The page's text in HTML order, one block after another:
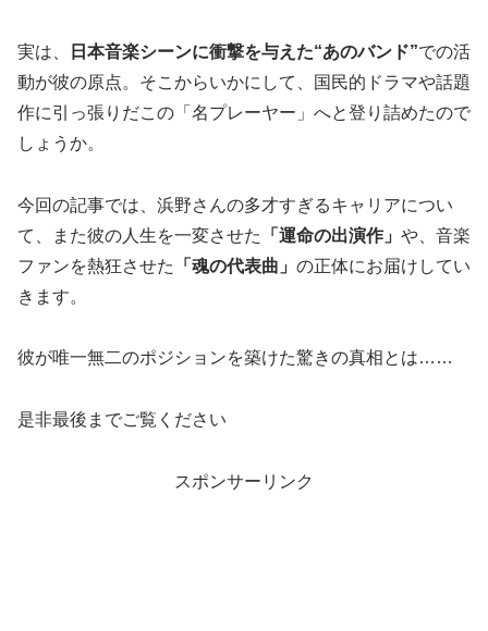
実は、 日本音楽シーンに衝撃を与えた“あのバンド”での活
動が彼の原点。そこからいかにして、国民的ドラマや話題
作に引っ張りだこの「名プレーヤー」へと登り詰めたので
しょうか。
今回の記事では、浜野さんの多才すぎるキャリアについ
て、また彼の人生を一変させた
「運命の出演作」 や、音楽
ファンを熱狂させた
「魂の代表曲」 の正体にお届けしてい
きます。
彼が唯一無二のポジションを築けた驚きの真相とは……
是非最後までご覧ください
スポンサーリンク